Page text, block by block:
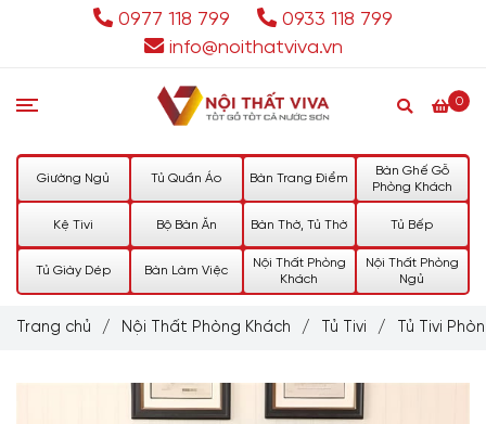
0977 118 799
0933 118 799
info@noithatviva.vn
0
Giường Ngủ Tủ Quần Áo Bàn Trang Điểm
Bàn Ghế Gỗ
Phòng Khách
Kệ Tivi Bộ Bàn Ăn Bàn Thờ, Tủ Thờ Tủ Bếp
Tủ Giày Dép Bàn Làm Việc
Nội Thất Phòng
Khách
Nội Thất Phòng
Ngủ
Trang chủ / Nội Thất Phòng Khách / Tủ Tivi / Tủ Tivi